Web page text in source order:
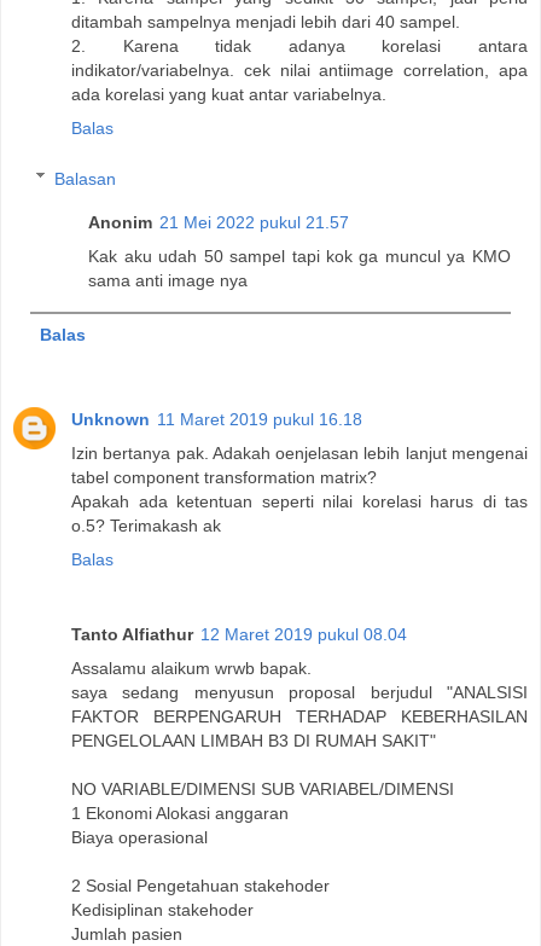
ditambah sampelnya menjadi lebih dari 40 sampel.
2. Karena tidak adanya korelasi antara
indikator/variabelnya. cek nilai antiimage correlation, apa
ada korelasi yang kuat antar variabelnya.
Balas
Balasan
Anonim 21 Mei 2022 pukul 21.57
Kak aku udah 50 sampel tapi kok ga muncul ya KMO
sama anti image nya
Balas
Unknown 11 Maret 2019 pukul 16.18
Izin bertanya pak. Adakah oenjelasan lebih lanjut mengenai
tabel component transformation matrix?
Apakah ada ketentuan seperti nilai korelasi harus di tas
o.5? Terimakash ak
Balas
Tanto Alfiathur 12 Maret 2019 pukul 08.04
Assalamu alaikum wrwb bapak.
saya sedang menyusun proposal berjudul "ANALSISI
FAKTOR BERPENGARUH TERHADAP KEBERHASILAN
PENGELOLAAN LIMBAH B3 DI RUMAH SAKIT"
NO VARIABLE/DIMENSI SUB VARIABEL/DIMENSI
1 Ekonomi Alokasi anggaran
Biaya operasional
2 Sosial Pengetahuan stakehoder
Kedisiplinan stakehoder
Jumlah pasien